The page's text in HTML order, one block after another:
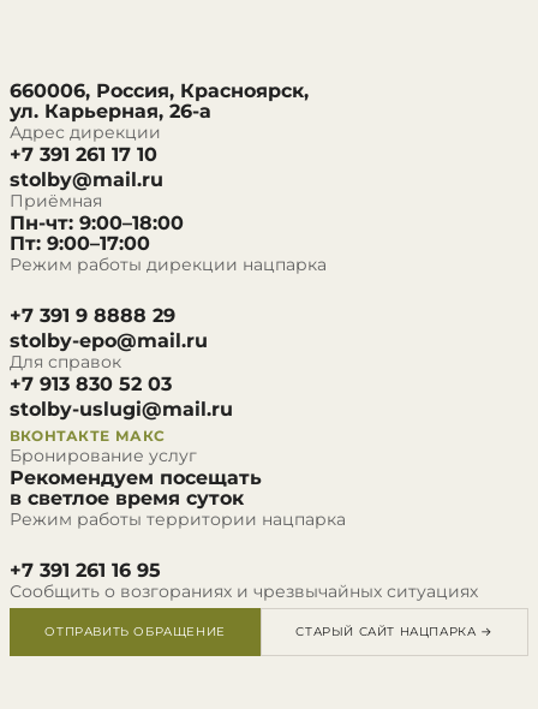
660006, Россия, Красноярск,
ул. Карьерная, 26-а
Адрес дирекции
+7 391 261 17 10
stolby@mail.ru
Приёмная
Пн-чт: 9:00–18:00
Пт: 9:00–17:00
Режим работы дирекции нацпарка
+7 391 9 8888 29
stolby-epo@mail.ru
Для справок
+7 913 830 52 03
stolby-uslugi@mail.ru
ВКОНТАКТЕ МАКС
Бронирование услуг
Рекомендуем посещать
в светлое время суток
Режим работы территории нацпарка
+7 391 261 16 95
Сообщить о возгораниях и чрезвычайных ситуациях
ОТПРАВИТЬ ОБРАЩЕНИЕ СТАРЫЙ САЙТ НАЦПАРКА →